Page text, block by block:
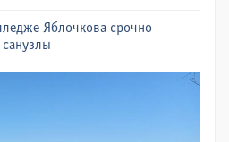
Яблочкова срочно